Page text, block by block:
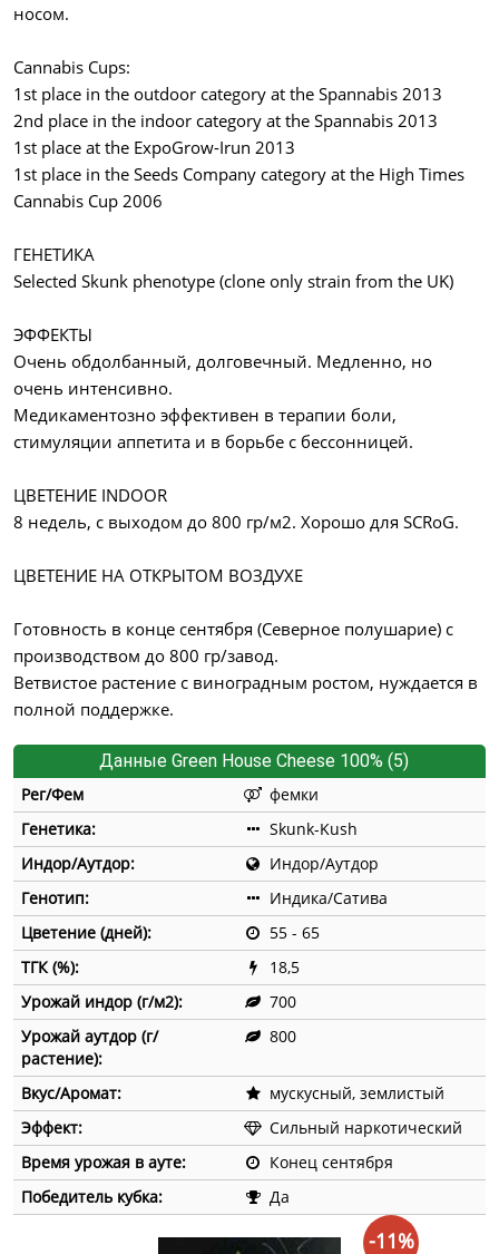
носом.
Cannabis Cups:
1st place in the outdoor category at the Spannabis 2013
2nd place in the indoor category at the Spannabis 2013
1st place at the ExpoGrow-Irun 2013
1st place in the Seeds Company category at the High Times
Cannabis Cup 2006
ГЕНЕТИКА
Selected Skunk phenotype (clone only strain from the UK)
ЭФФЕКТЫ
Очень обдолбанный, долговечный. Медленно, но
очень интенсивно.
Медикаментозно эффективен в терапии боли,
стимуляции аппетита и в борьбе с бессонницей.
ЦВЕТЕНИЕ INDOOR
8 недель, с выходом до 800 гр/м2. Хорошо для SCRoG.
ЦВЕТЕНИЕ НА ОТКРЫТОМ ВОЗДУХЕ
Готовность в конце сентября (Северное полушарие) с
производством до 800 гр/завод.
Ветвистое растение с виноградным ростом, нуждается в
полной поддержке.
Данные Green House Cheese 100% (5)
Рег/Фем
фемки
Генетика:
Skunk-Kush
Индор/Аутдор:
Индор/Аутдор
Генотип:
Индика/Сатива
Цветение (дней):
55 - 65
ТГК (%):
18,5
Урожай индор (г/м2):
700
Урожай аутдор (г/
растение):
800
Вкус/Аромат:
мускусный, землистый
Эффект:
Сильный наркотический
Время урожая в ауте:
Конец сентября
Победитель кубка:
Да
-11%